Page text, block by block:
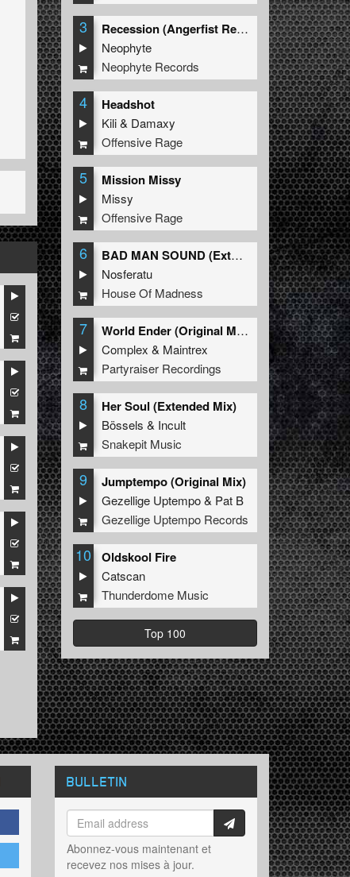
3
Recession (Angerfist Remix Extended)
Neophyte
Neophyte Records
4 Headshot
Kili& Damaxy
Offensive Rage
5 Mission Missy
Missy
Offensive Rage
6
BAD MAN SOUND (Extended Mix)
Nosferatu
House Of Madness
7
World Ender (Original Mix)
Complex & Maintrex
Partyraiser Recordings
8 Her Soul (Extended Mix)
Bössels & Incult
Snakepit Music
9 Jumptempo (Original Mix)
Gezellige Uptempo& Pat B
Gezellige Uptempo Records
10 Oldskool Fire
Catscan
Thunderdome Music
Top 100
BULLETIN
Abonnez-vous maintenant et
recevez nos mises à jour.